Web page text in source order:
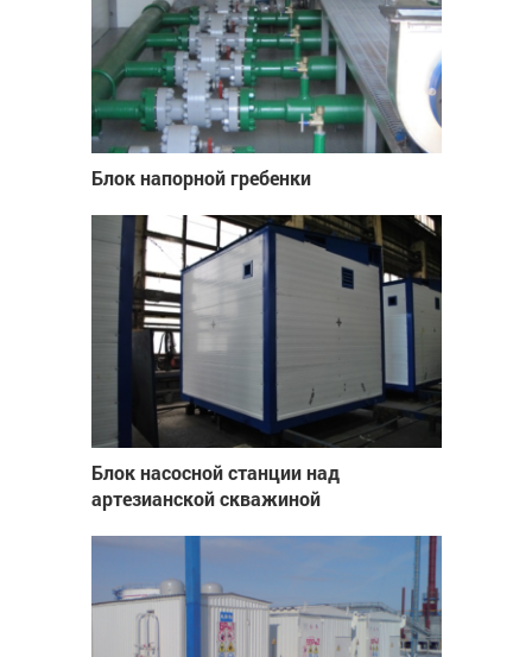
Блок напорной гребенки
Блок насосной станции над
артезианской скважиной